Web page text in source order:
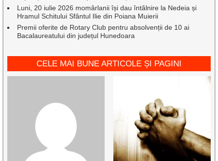
Luni, 20 iulie 2026 momârlanii își dau întâlnire la Nedeia și
Hramul Schitului Sfântul Ilie din Poiana Muierii
Premii oferite de Rotary Club pentru absolvenții de 10 ai
Bacalaureatului din județul Hunedoara
CELE MAI BUNE ARTICOLE ȘI PAGINI